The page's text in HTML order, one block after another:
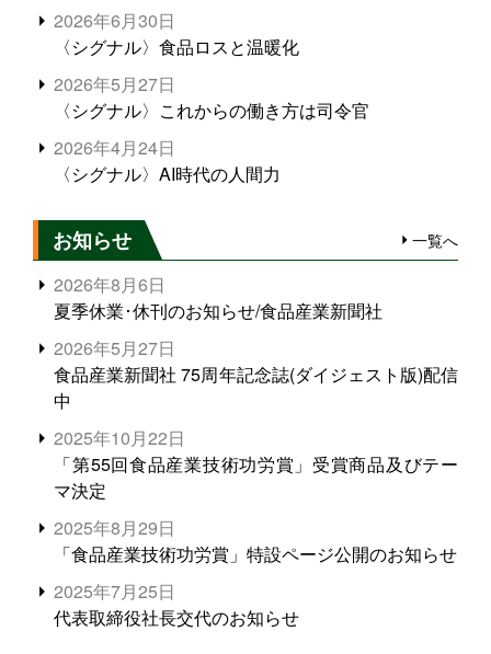
2026年6月30日
〈シグナル〉食品ロスと温暖化
2026年5月27日
〈シグナル〉これからの働き方は司令官
2026年4月24日
〈シグナル〉AI時代の人間力
お知らせ 一覧へ
2026年8月6日
夏季休業･休刊のお知らせ/食品産業新聞社
2026年5月27日
食品産業新聞社 75周年記念誌(ダイジェスト版)配信
中
2025年10月22日
「第55回食品産業技術功労賞」受賞商品及びテー
マ決定
2025年8月29日
「食品産業技術功労賞」特設ページ公開のお知らせ
2025年7月25日
代表取締役社長交代のお知らせ